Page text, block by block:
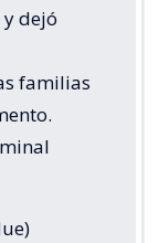
dejó
familias